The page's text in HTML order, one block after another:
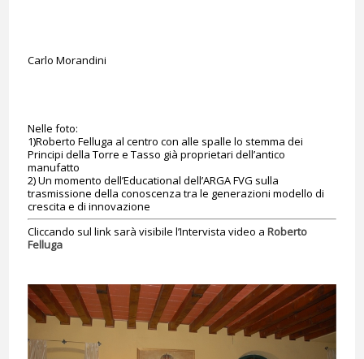
Carlo Morandini
Nelle foto:
1)Roberto Felluga al centro con alle spalle lo stemma dei
Principi della Torre e Tasso già proprietari dell’antico
manufatto
2) Un momento dell’Educational dell’ARGA FVG sulla
trasmissione della conoscenza tra le generazioni modello di
crescita e di innovazione
Cliccando sul link sarà visibile l’Intervista video a Roberto
Felluga